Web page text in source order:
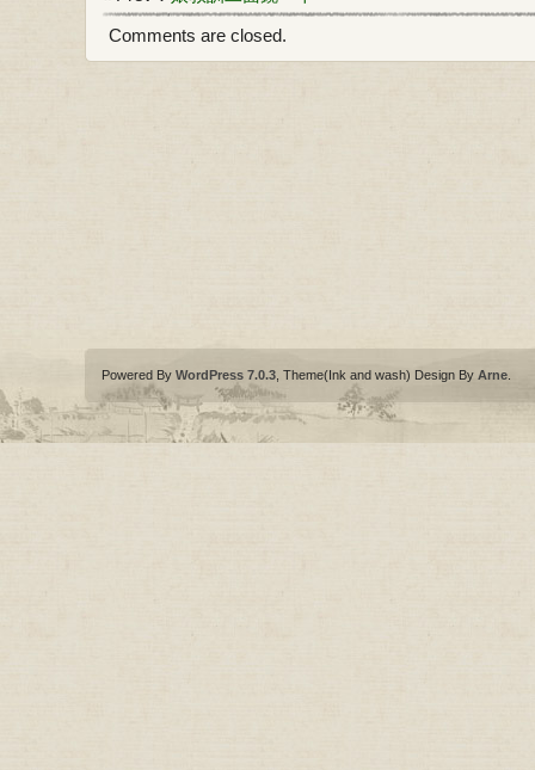
Comments are closed.
Powered By WordPress 7.0.3 , Theme(Ink and wash) Design By Arne